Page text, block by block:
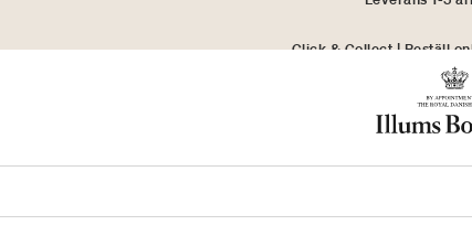
30 dagars